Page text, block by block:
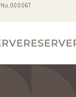
RESERVE